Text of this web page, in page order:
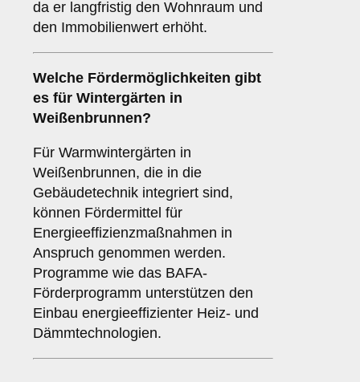
da er langfristig den Wohnraum und
den Immobilienwert erhöht.
Welche Fördermöglichkeiten gibt
es für Wintergärten in
Weißenbrunnen?
Für Warmwintergärten in
Weißenbrunnen, die in die
Gebäudetechnik integriert sind,
können Fördermittel für
Energieeffizienzmaßnahmen in
Anspruch genommen werden.
Programme wie das BAFA-
Förderprogramm unterstützen den
Einbau energieeffizienter Heiz- und
Dämmtechnologien.